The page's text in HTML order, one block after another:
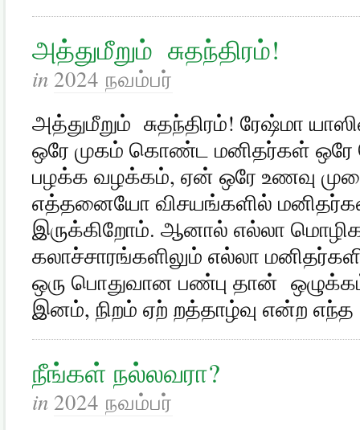
அத்துமீறும் சுதந்திரம்!
in 2024 நவம்பர்
அத்துமீறும் சுதந்திரம்! ரேஷ்மா
ஒரே முகம் கொண்ட மனிதர்கள் ஒரே
பழக்க வழக்கம், ஏன் ஒரே உணவு
எத்தனையோ விசயங்களில்
இருக்கிறோம். ஆனால் எல்லா
கலாச்சாரங்களிலும் எல்லா
ஒரு பொதுவான பண்பு தான்
இனம், நிறம் ஏற் றத்தாழ்வு என்ற
நீங்கள் நல்லவரா?
in 2024 நவம்பர்